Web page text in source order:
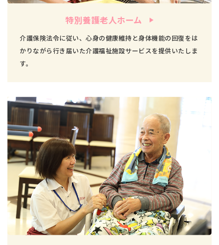
特別養護老人ホーム
介護保険法令に従い、心身の健康維持と身体機能の回復をは
かりながら行き届いた介護福祉施設サービスを提供いたしま
す。